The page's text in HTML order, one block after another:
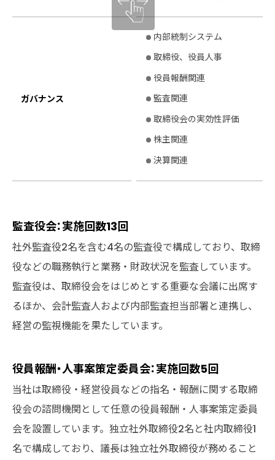
ガバナンス
内部統制システム
取締役、役員人事
役員報酬関連
監査関連
取締役会の実効性評価
株主関連
決算関連
監査役会：実施回数13回
社外監査役2名を含む4名の監査役で構成しており、取締
役などの職務執行と業務・財政状況を監査しています。
監査役は、取締役会をはじめとする重要な会議に出席す
るほか、会計監査人および内部監査担当部署と連携し、
経営の監視機能を果たしています。
役員報酬・人事案策定委員会：実施回数5回
当社は取締役・経営役員などの指名・報酬に関する取締
役会の諮問機関として任意の役員報酬・人事案策定委員
会を設置しています。独立社外取締役2名と社内取締役1
名で構成しており、議長は独立社外取締役が務めること